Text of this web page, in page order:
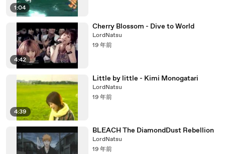
1:04
4:42
Cherry Blossom - Dive to World
LordNatsu
19 年前
4:39
Little by little - Kimi Monogatari
LordNatsu
19 年前
BLEACH The DiamondDust Rebellion
LordNatsu
19 年前